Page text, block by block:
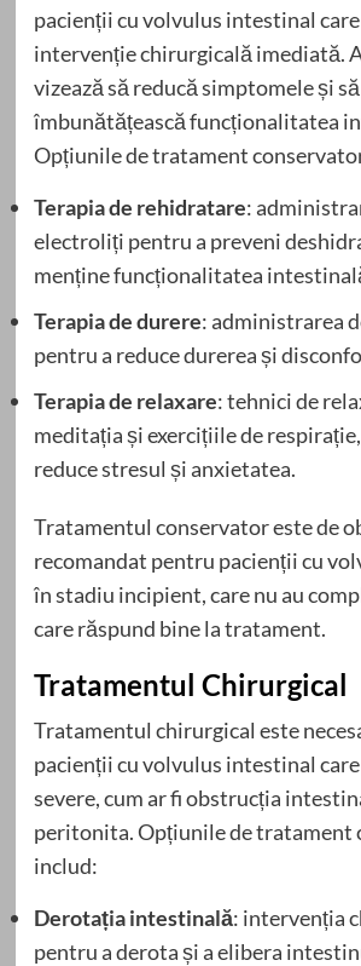
pacienții cu volvulus intestinal
intervenție chirurgicală imediată.
vizează să reducă simptomele și să
îmbunătățească funcționalitatea
Opțiunile de tratament
Terapia de rehidratare:
electroliți pentru a preveni
menține funcționalitatea
Terapia de durere: administrarea
pentru a reduce durerea și
Terapia de relaxare: tehnici de
meditația și exercițiile de
reduce stresul și anxietatea.
Tratamentul conservator este de
recomandat pentru pacienții cu
în stadiu incipient, care nu au
care răspund bine la tratament.
Tratamentul Chirurgical
Tratamentul chirurgical este
pacienții cu volvulus intestinal
severe, cum ar fi obstrucția
peritonita. Opțiunile de tratament
includ:
Derotația intestinală: intervenția
pentru a derota și a elibera